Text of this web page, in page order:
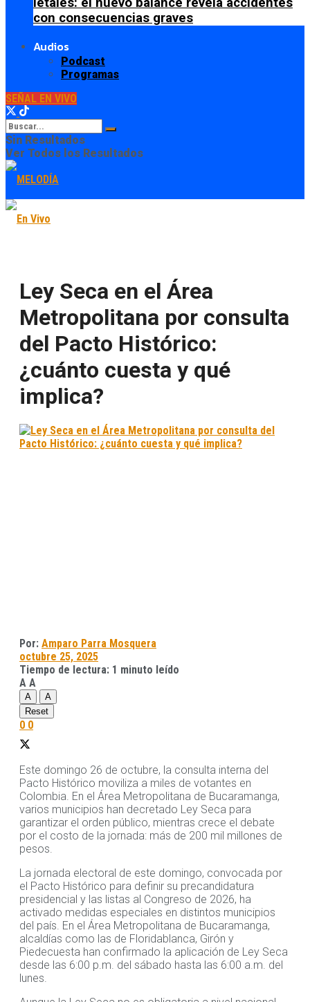
con consecuencias graves
Audios
Podcast
Programas
SEÑAL EN VIVO
Sin Resultados
Ver Todos los Resultados
Ley Seca en el Área
Metropolitana por consulta
del Pacto Histórico:
¿cuánto cuesta y qué
implica?
Por: Amparo Parra Mosquera
octubre 25, 2025
Tiempo de lectura: 1 minuto leído
A A
A
A
Reset
0 0
Este domingo 26 de octubre, la consulta interna del
Pacto Histórico moviliza a miles de votantes en
Colombia. En el Área Metropolitana de Bucaramanga,
varios municipios han decretado Ley Seca para
garantizar el orden público, mientras crece el debate
por el costo de la jornada: más de 200 mil millones de
pesos.
La jornada electoral de este domingo, convocada por
el Pacto Histórico para definir su precandidatura
presidencial y las listas al Congreso de 2026, ha
activado medidas especiales en distintos municipios
del país. En el Área Metropolitana de Bucaramanga,
alcaldías como las de Floridablanca, Girón y
Piedecuesta han confirmado la aplicación de Ley Seca
desde las 6:00 p.m. del sábado hasta las 6:00 a.m. del
lunes.